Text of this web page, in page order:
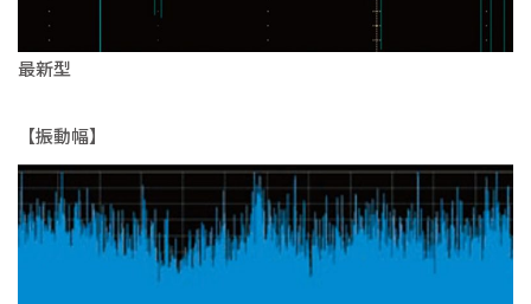
最新型
【振動幅】